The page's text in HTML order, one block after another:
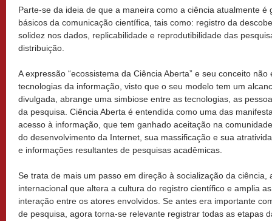
Parte-se da ideia de que a maneira como a ciência atualmente é
básicos da comunicação científica, tais como: registro da
solidez nos dados, replicabilidade e reprodutibilidade das
distribuição.
A expressão “ecossistema da Ciência Aberta” e seu conceito
tecnologias da informação, visto que o seu modelo tem um
divulgada, abrange uma simbiose entre as tecnologias, as
da pesquisa. Ciência Aberta é entendida como uma das
acesso à informação, que tem ganhado aceitação na
do desenvolvimento da Internet, sua massificação e sua
e informações resultantes de pesquisas acadêmicas.
Se trata de mais um passo em direção à socialização da ciência,
internacional que altera a cultura do registro científico e amplia
interação entre os atores envolvidos. Se antes era importante
de pesquisa, agora torna-se relevante registrar todas as etapas